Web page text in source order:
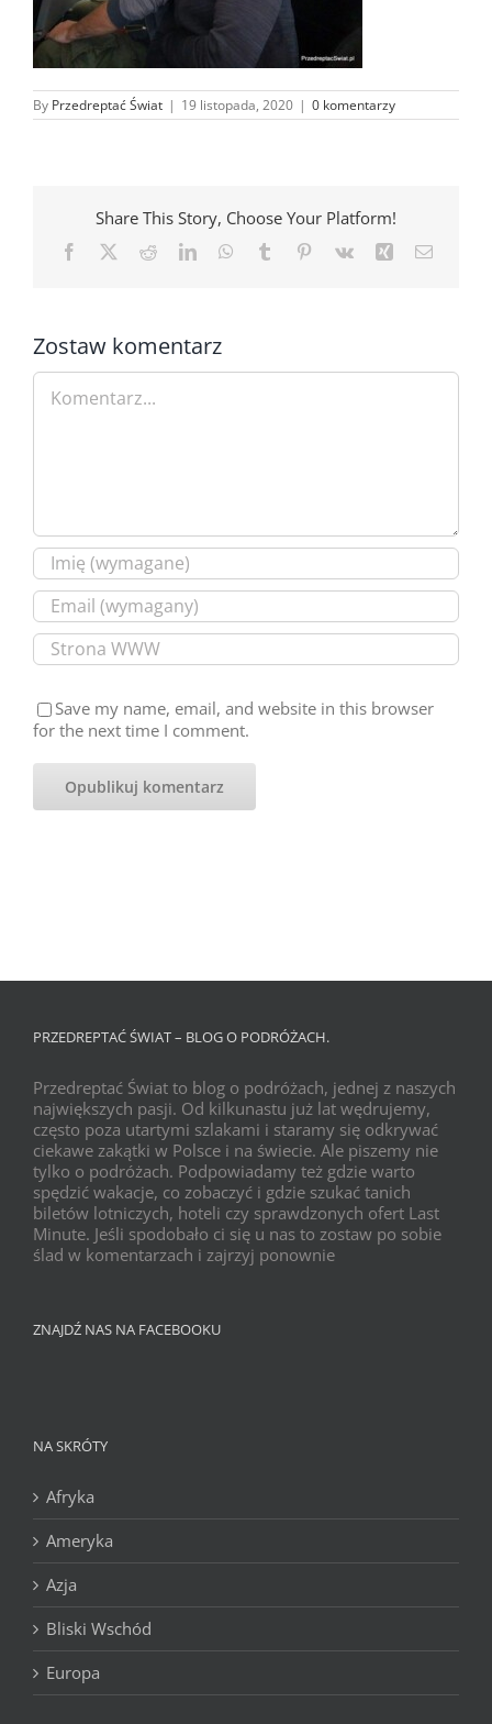
By Przedreptać Świat | 19 listopada, 2020 | 0 komentarzy
Share This Story, Choose Your Platform!
Facebook RedditLinkedInWhatsApp
Tumblr Pinterest
Vk Xing Email
Zostaw komentarz
Comment
Save my name, email, and website in this browser
for the next time I comment.
PRZEDREPTAĆ ŚWIAT – BLOG O PODRÓŻACH.
Przedreptać Świat to blog o podróżach, jednej z naszych
największych pasji. Od kilkunastu już lat wędrujemy,
często poza utartymi szlakami i staramy się odkrywać
ciekawe zakątki w Polsce i na świecie. Ale piszemy nie
tylko o podróżach. Podpowiadamy też gdzie warto
spędzić wakacje, co zobaczyć i gdzie szukać tanich
biletów lotniczych, hoteli czy sprawdzonych ofert Last
Minute. Jeśli spodobało ci się u nas to zostaw po sobie
ślad w komentarzach i zajrzyj ponownie
ZNAJDŹ NAS NA FACEBOOKU
NA SKRÓTY
Afryka
Ameryka
Azja
Bliski Wschód
Europa